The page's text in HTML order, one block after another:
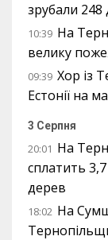
зрубали
10:39 На
велику
09:39 Хор із
Естонії на
3 Серпня
20:01 На
сплатить
дерев
18:02 На